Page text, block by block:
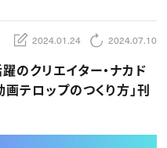
2024.01.24 2024.07.10
のクリエイター・ナカド
テロップのつくり方」刊